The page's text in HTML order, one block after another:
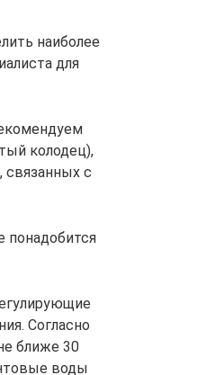
наиболее
для
колодец),
связанных с
понадобится
Согласно
ближе 30
воды